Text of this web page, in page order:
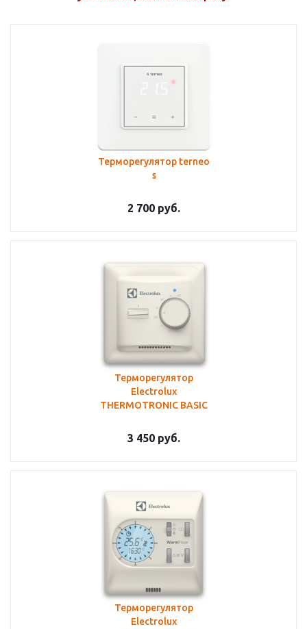
Терморегулятор terneo
s
2 700 руб.
Терморегулятор
Electrolux
THERMOTRONIC BASIC
3 450 руб.
Терморегулятор
Electrolux